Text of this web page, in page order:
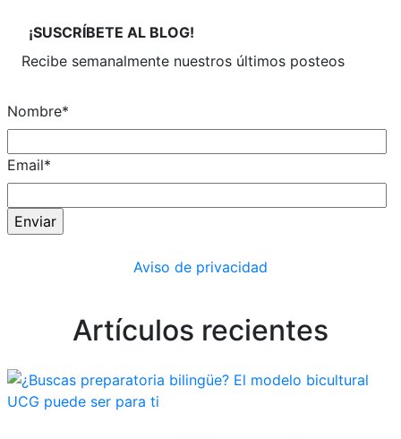
¡SUSCRÍBETE AL BLOG!
Recibe semanalmente nuestros últimos posteos
Nombre*
Email*
Aviso de privacidad
Artículos recientes